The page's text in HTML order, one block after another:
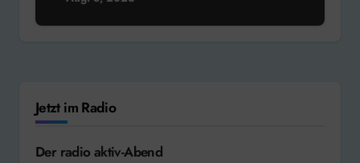
Jetzt im Radio
Der radio aktiv-Abend